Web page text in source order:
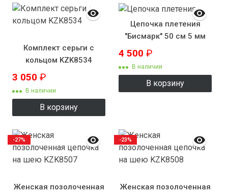
Комплект серьги с
кольцом KZK8534
3 050 ₽
В наличии
В корзину
Цепочка плетения
"Бисмарк" 50 см 5 мм
4 500 ₽
В наличии
В корзину
Женская позолоченная
-27%
Женская позолоченная
-23%